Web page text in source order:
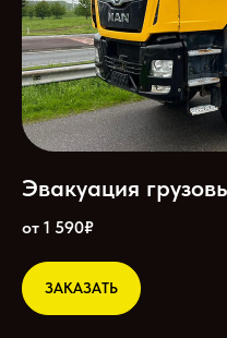
Эвакуация
от 1 590₽
ЗАКАЗАТЬ